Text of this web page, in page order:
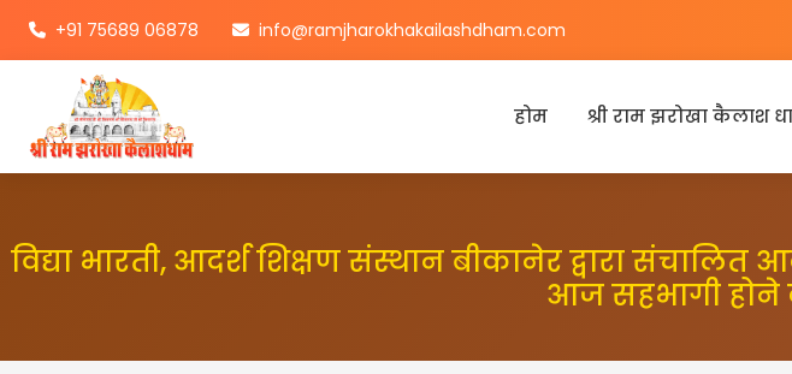
+91 75689 06878 info@ramjharokhakailashdham.com
होम श्री राम झरोखा कैलाश
विद्या भारती, आदर्श शिक्षण संस्थान बीकानेर द्वारा
आज सहभागी होने